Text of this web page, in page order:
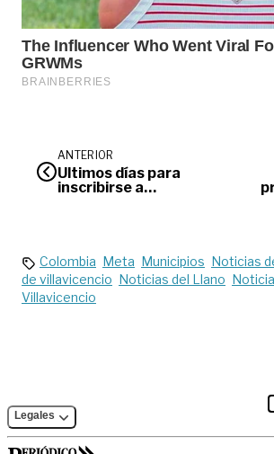
ANTERIOR
Últimos días para
inscribirse a
Colombia Meta Municipios Noticias
de villavicencio Noticias del Llano
Villavicencio
Legales